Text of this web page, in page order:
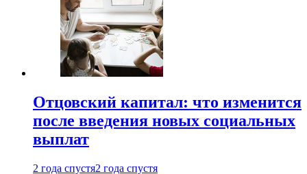
Отцовский капитал: что изменится
после введения новых социальных
выплат
2 года спустя2 года спустя